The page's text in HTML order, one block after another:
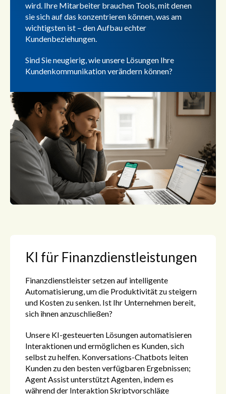
wird. Ihre Mitarbeiter brauchen Tools, mit denen
sie sich auf das konzentrieren können, was am
wichtigsten ist – den Aufbau echter
Kundenbeziehungen.
Sind Sie neugierig, wie unsere Lösungen Ihre
Kundenkommunikation verändern können?
KI für Finanzdienstleistungen
Finanzdienstleister setzen auf intelligente
Automatisierung, um die Produktivität zu steigern
und Kosten zu senken. Ist Ihr Unternehmen bereit,
sich ihnen anzuschließen?
Unsere KI-gesteuerten Lösungen automatisieren
Interaktionen und ermöglichen es Kunden, sich
selbst zu helfen. Konversations-Chatbots leiten
Kunden zu den besten verfügbaren Ergebnissen;
Agent Assist unterstützt Agenten, indem es
während der Interaktion Skriptvorschläge